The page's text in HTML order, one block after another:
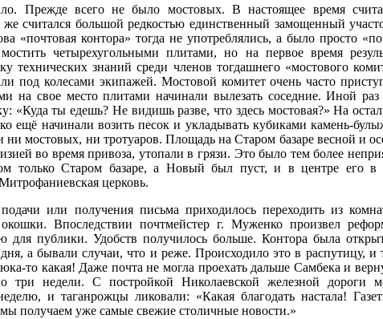
Прежде всего не было мостовых. В настоящее время
считался большой редкостью единственный замощенный
«почтовая контора» тогда не употреблялись, а было просто
четырехугольными плитами, но на первое время
технических знаний среди членов тогдашнего «мостового
под колесами экипажей. Мостовой комитет очень часто
на свое место плитами начинали вылезать соседние. Иной раз
«Куда ты едешь? Не видишь разве, что здесь мостовая?» На
ещё начинали возить песок и укладывать кубиками камень-
мостовых, ни тротуаров. Площадь на Старом базаре весной и
во время привоза, утопали в грязи. Это было тем более
только Старом базаре, а Новый был пуст, и в центре его в
церковь.
или получения письма приходилось переходить из
Впоследствии почтмейстер г. Муженко произвел
для публики. Удобств получилось больше. Контора была
а бывали случаи, что и реже. Происходило это в распутицу, и
то какая! Даже почта не могла проехать дальше Самбека и
три недели. С постройкой Николаевской железной дороги
и таганрожцы ликовали: «Какая благодать настала!
мы получаем уже самые свежие столичные новости.»